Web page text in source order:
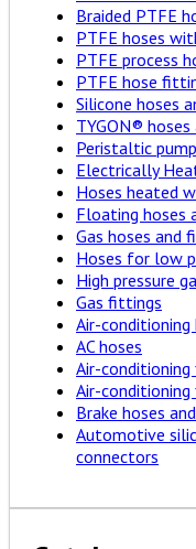
Braided PTFE
PTFE hoses
PTFE process
PTFE hose
Silicone hoses
TYGON®
Peristaltic
Electrically
Hoses heated
Floating hoses
Gas hoses and
Hoses for low
High pressure
Gas fittings
Air-
AC hoses
Air-
Air-
Brake hoses
Automotive
connectors